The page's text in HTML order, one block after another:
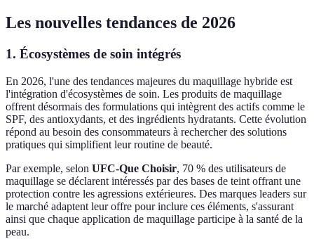
Les nouvelles tendances de 2026
1. Écosystèmes de soin intégrés
En 2026, l'une des tendances majeures du maquillage hybride est
l'intégration d'écosystèmes de soin. Les produits de maquillage
offrent désormais des formulations qui intègrent des actifs comme le
SPF, des antioxydants, et des ingrédients hydratants. Cette évolution
répond au besoin des consommateurs à rechercher des solutions
pratiques qui simplifient leur routine de beauté.
Par exemple, selon UFC-Que Choisir, 70 % des utilisateurs de
maquillage se déclarent intéressés par des bases de teint offrant une
protection contre les agressions extérieures. Des marques leaders sur
le marché adaptent leur offre pour inclure ces éléments, s'assurant
ainsi que chaque application de maquillage participe à la santé de la
peau.